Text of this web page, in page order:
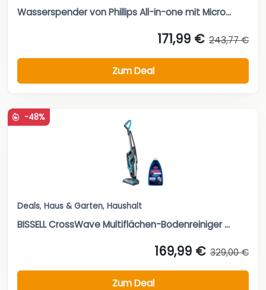
Wasserspender von Phillips All-in-one mit Micro...
171,99 € 243,77 €
Zum Deal
-48%
Deals, Haus & Garten, Haushalt
BISSELL CrossWave Multiflächen-Bodenreiniger ...
169,99 € 329,00 €
Zum Deal